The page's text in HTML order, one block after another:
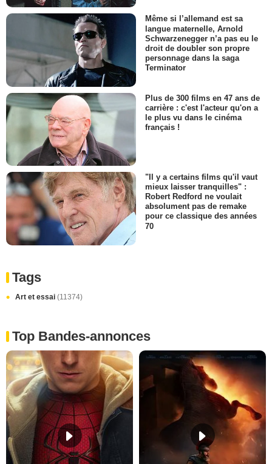
Même si l’allemand est sa
langue maternelle, Arnold
Schwarzenegger n’a pas eu le
droit de doubler son propre
personnage dans la saga
Terminator
Plus de 300 films en 47 ans de
carrière : c'est l'acteur qu'on a
le plus vu dans le cinéma
français !
"Il y a certains films qu'il vaut
mieux laisser tranquilles" :
Robert Redford ne voulait
absolument pas de remake
pour ce classique des années
70
Tags
Art et essai (11374)
Top Bandes-annonces